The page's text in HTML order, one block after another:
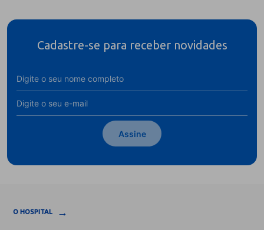
Cadastre-se para receber novidades
Assine
O HOSPITAL →